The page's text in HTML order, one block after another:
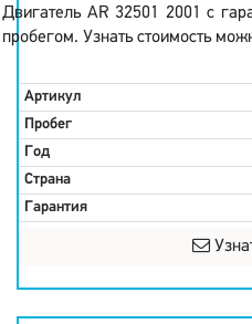
Двигатель AR 32501 2001 с
пробегом. Узнать стоимость
Артикул
Пробег
Год
Страна
Гарантия